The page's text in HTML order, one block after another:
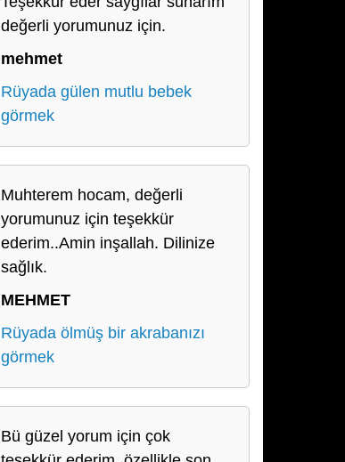
değerli yorumunuz için.
mehmet
Rüyada gülen mutlu bebek
görmek
Muhterem hocam, değerli
yorumunuz için teşekkür
ederim..Amin inşallah. Dilinize
sağlık.
MEHMET
Rüyada ölmüş bir akrabanızı
görmek
Bü güzel yorum için çok